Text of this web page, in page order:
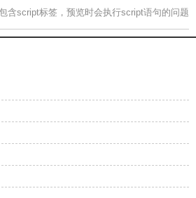
含script标签，预览时会执行script语句的问题